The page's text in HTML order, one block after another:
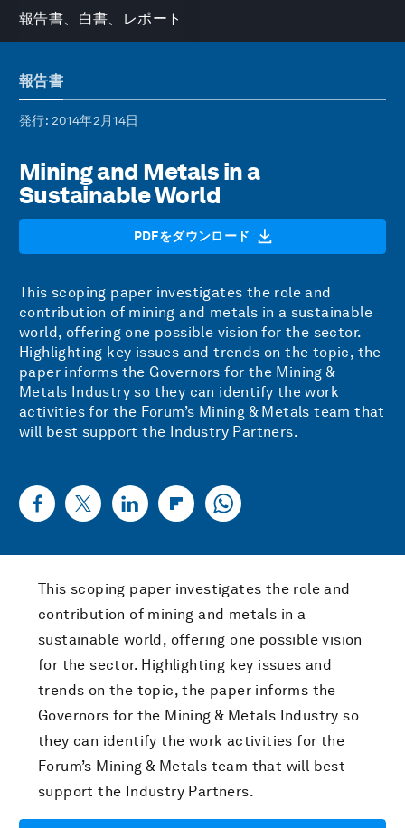
報告書、白書、レポート
報告書
発行: 2014年2月14日
Mining and Metals in a
Sustainable World
PDFをダウンロード
This scoping paper investigates the role and
contribution of mining and metals in a sustainable
world, offering one possible vision for the sector.
Highlighting key issues and trends on the topic, the
paper informs the Governors for the Mining &
Metals Industry so they can identify the work
activities for the Forum’s Mining & Metals team that
will best support the Industry Partners.
This scoping paper investigates the role and
contribution of mining and metals in a
sustainable world, offering one possible vision
for the sector. Highlighting key issues and
trends on the topic, the paper informs the
Governors for the Mining & Metals Industry so
they can identify the work activities for the
Forum’s Mining & Metals team that will best
support the Industry Partners.